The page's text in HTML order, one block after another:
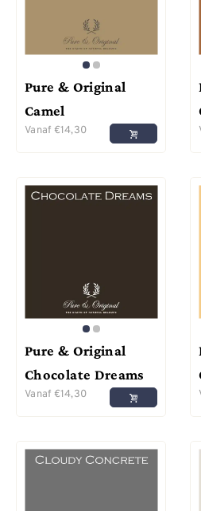
Pure & Original
Camel
Vanaf €14,30
Pure & Original
Chocolate Dreams
Vanaf €14,30